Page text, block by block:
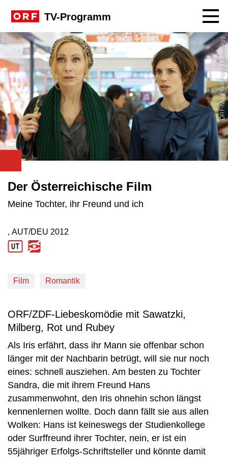
TV-Programm
ORF/MR Film/Petro Domenigg
Der Österreichische Film
Meine Tochter, ihr Freund und ich
Produktionsland: AUT/DEU
, AUT/DEU
Produktionsjahr: 2012
2012
Film Romantik
ORF/ZDF-Liebeskomödie mit Sawatzki,
Milberg, Rot und Rubey
Als Iris erfährt, dass ihr Mann sie offenbar schon
länger mit der Nachbarin betrügt, will sie nur noch
eines: schnell ausziehen. Am besten zu Tochter
Sandra, die mit ihrem Freund Hans
zusammenwohnt, den Iris ohnehin schon längst
kennenlernen wollte. Doch dann fällt sie aus allen
Wolken: Hans ist keineswegs der Studienkollege
oder Surffreund ihrer Tochter, nein, er ist ein
55jähriger Erfolgs-Schriftsteller und könnte damit